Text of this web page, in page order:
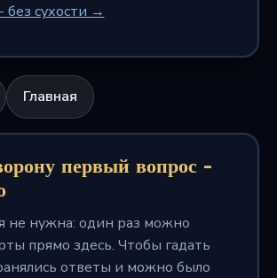
без сухости →
Главная
первый вопрос -
не нужна: один раз можно
прямо здесь. Чтобы гадать
ответы и можно было